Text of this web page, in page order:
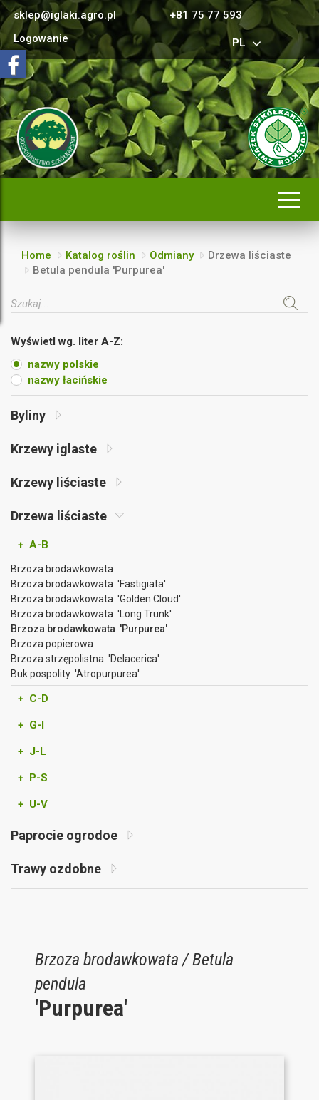
sklep@iglaki.agro.pl
+81 75 77 593
Logowanie
PL
Home Katalog roślin Odmiany
Drzewa liściaste
Betula pendula 'Purpurea'
Wyświetl wg. liter A-Z:
nazwy polskie
nazwy łacińskie
Byliny
Krzewy iglaste
Krzewy liściaste
Drzewa liściaste
+ A-B
Brzoza brodawkowata
Brzoza brodawkowata 'Fastigiata'
Brzoza brodawkowata 'Golden Cloud'
Brzoza brodawkowata 'Long Trunk'
Brzoza brodawkowata 'Purpurea'
Brzoza popierowa
Brzoza strzępolistna 'Delacerica'
Buk pospolity 'Atropurpurea'
+ C-D
+ G-I
+ J-L
+ P-S
+ U-V
Paprocie ogrodoe
Trawy ozdobne
Brzoza brodawkowata / Betula
pendula
'Purpurea'